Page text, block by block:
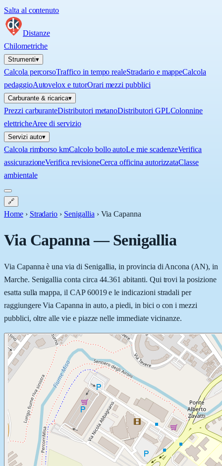
Salta al contenuto
Distanze
Chilometriche
Strumenti▾
Calcola percorsoTraffico in tempo realeStradario e mappeCalcola
pedaggioAutovelox e tutorOrari mezzi pubblici
Carburante & ricarica▾
Prezzi carburanteDistributori metanoDistributori GPLColonnine
elettricheAree di servizio
Servizi auto▾
Calcola rimborso kmCalcolo bollo autoLe mie scadenzeVerifica
assicurazioneVerifica revisioneCerca officina autorizzataClasse
ambientale
🔗
Home › Stradario › Senigallia › Via Capanna
Via Capanna—Senigallia
Via Capanna è una via di Senigallia, in provincia di Ancona (AN), in
Marche. Senigallia conta circa 44.361 abitanti. Qui trovi la posizione
esatta sulla mappa, il CAP 60019 e le indicazioni stradali per
raggiungere Via Capanna in auto, a piedi, in bici o con i mezzi
pubblici, oltre alle vie e piazze nelle immediate vicinanze.